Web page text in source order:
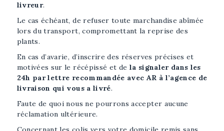
livreur.
Le cas échéant, de refuser toute marchandise abîmée
lors du transport, compromettant la reprise des
plants.
En cas d’avarie, d’inscrire des réserves précises et
motivées sur le récépissé et de la signaler dans les
24h par lettre recommandée avec AR à l’agence de
livraison qui vous a livré.
Faute de quoi nous ne pourrons accepter aucune
réclamation ultérieure.